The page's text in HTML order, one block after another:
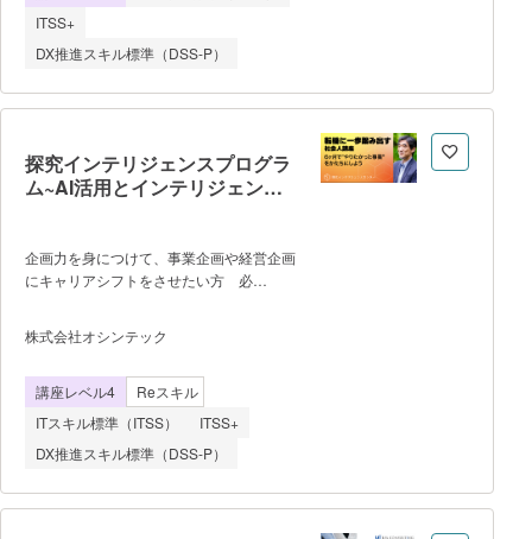
装、Terrafo
は、デジタル人材の育成に向けて経済産業
中で、ビジネス変革のためのスキル項目と
続した5日ではなく飛び日程にしています
務との調整がしやすい構成となっていま
す。 ●学習項目 5日間の
構成に関しては、当日の状況で多少の変更
要 1章:ビジネス環
境 <個人演習1> 2日目
<個人演習2> 3章:プロジェク
計画(続き) <個人演習3> 4
日目 4章:計画を統合する <
個
ITSS+
DX推進スキル標準（DSS-P）
探究インテリジェンスプログラ
ム~AI活用とインテリジェンス
企画力を身につけて、事業企画や経営企画
にキャリアシフトをさせたい方 必
求められるスキルは 社会動向を洞察する
マクロな視点と、自分のテーマを深堀りす
ぐ力です。 日本人向けに提供され
たことがほとんどない、国際動向の読み解
きと、そうした情報を基に行う合意形成が
できる能⼒を養成する、少人数制（上限
た。 本講座は前述の３つのスキル
株式会社オシンテック
講座レベル4
Reスキル
ITスキル標準（ITSS）
ITSS+
DX推進スキル標準（DSS-P）